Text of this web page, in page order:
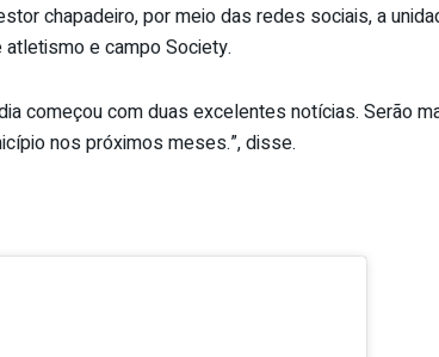
chapadeiro, por meio das redes sociais, a
e campo Society.
começou com duas excelentes notícias. Serão
nos próximos meses.”, disse.